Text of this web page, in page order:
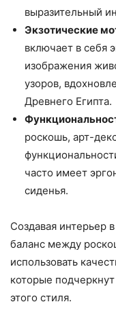
выразительный
Экзотические
включает в себя
изображения
узоров,
Древнего Египта.
роскошь, арт-
часто имеет
сиденья.
Создавая интерьер
баланс между
использовать
которые
этого стиля.